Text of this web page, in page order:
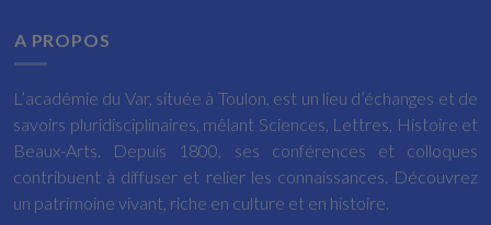
A PROPOS
L’académie du Var, située à Toulon, est un lieu d’échanges et de
savoirs pluridisciplinaires, mêlant Sciences, Lettres, Histoire et
Beaux-Arts. Depuis 1800, ses conférences et colloques
contribuent à diffuser et relier les connaissances. Découvrez
un patrimoine vivant, riche en culture et en histoire.